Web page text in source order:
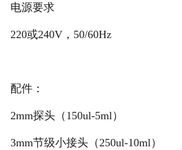
电源要求
220或240V，50/60Hz
配件：
2mm探头（150ul-
3mm节级小接头（